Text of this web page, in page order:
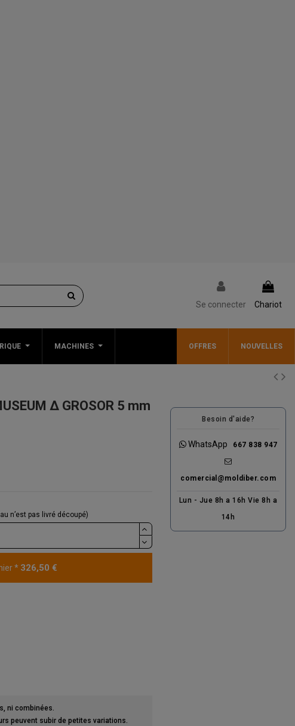
Se connecter Chariot
MACHINES OFFRES NOUVELLES
Δ GROSOR 5 mm
n’est pas livré découpé)
* 326,50 €
ni combinées.
peuvent subir de petites variations.
Besoin d'aide?
WhatsApp 667 838 947
comercial@moldiber.com
Lun - Jue 8h a 16h Vie 8h a
14h